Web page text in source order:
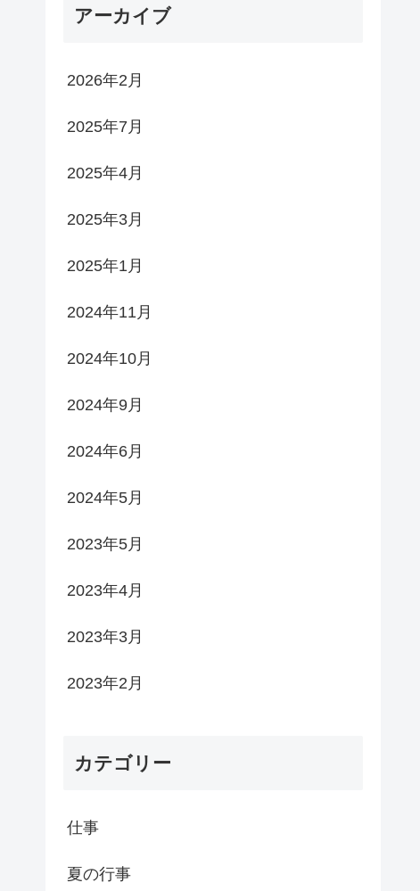
アーカイブ
2026年2月
2025年7月
2025年4月
2025年3月
2025年1月
2024年11月
2024年10月
2024年9月
2024年6月
2024年5月
2023年5月
2023年4月
2023年3月
2023年2月
カテゴリー
仕事
夏の行事